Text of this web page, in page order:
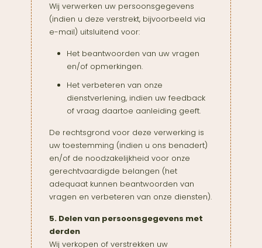
Wij verwerken uw persoonsgegevens
(indien u deze verstrekt, bijvoorbeeld via
e-mail) uitsluitend voor:
Het beantwoorden van uw vragen
en/of opmerkingen.
Het verbeteren van onze
dienstverlening, indien uw feedback
of vraag daartoe aanleiding geeft.
De rechtsgrond voor deze verwerking is
uw toestemming (indien u ons benadert)
en/of de noodzakelijkheid voor onze
gerechtvaardigde belangen (het
adequaat kunnen beantwoorden van
vragen en verbeteren van onze diensten).
5. Delen van persoonsgegevens met
derden
Wij verkopen of verstrekken uw